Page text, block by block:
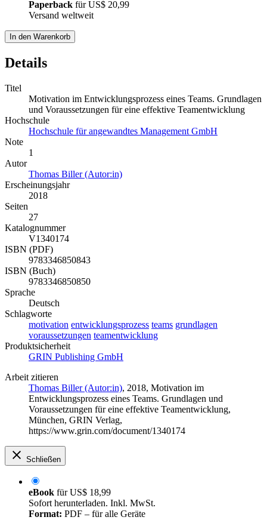
Paperback fürUS$ 20,99
Versand weltweit
In den Warenkorb
Details
Titel
Motivation im Entwicklungsprozess eines Teams. Grundlagen
und Voraussetzungen für eine effektive Teamentwicklung
Hochschule
Hochschule für angewandtes Management GmbH
Note
1
Autor
Thomas Biller (Autor:in)
Erscheinungsjahr
2018
Seiten
27
Katalognummer
V1340174
ISBN (PDF)
9783346850843
ISBN (Buch)
9783346850850
Sprache
Deutsch
Schlagworte
motivation entwicklungsprozess teams grundlagen
voraussetzungen teamentwicklung
Produktsicherheit
GRIN Publishing GmbH
Arbeit zitieren
Thomas Biller (Autor:in), 2018, Motivation im
Entwicklungsprozess eines Teams. Grundlagen und
Voraussetzungen für eine effektive Teamentwicklung,
München, GRIN Verlag,
https://www.grin.com/document/1340174
Schließen
eBook fürUS$ 18,99
Sofort herunterladen. Inkl. MwSt.
Format: PDF – für alle Geräte